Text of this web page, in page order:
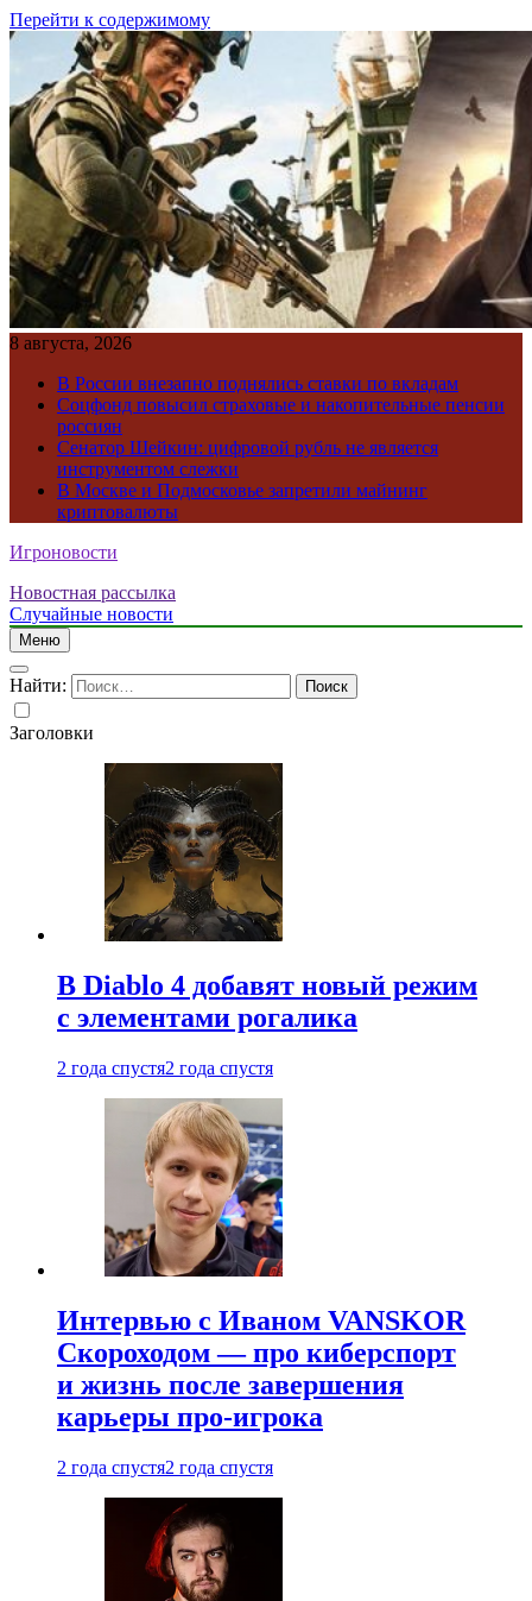
Перейти к содержимому
8 августа, 2026
В России внезапно поднялись ставки по вкладам
Соцфонд повысил страховые и накопительные пенсии
россиян
Сенатор Шейкин: цифровой рубль не является
инструментом слежки
В Москве и Подмосковье запретили майнинг
криптовалюты
Игроновости
Новостная рассылка
Случайные новости
Меню
Найти:
Заголовки
В Diablo 4 добавят новый режим
с элементами рогалика
2 года спустя2 года спустя
Интервью с Иваном VANSKOR
Скороходом — про киберспорт
и жизнь после завершения
карьеры про-игрока
2 года спустя2 года спустя